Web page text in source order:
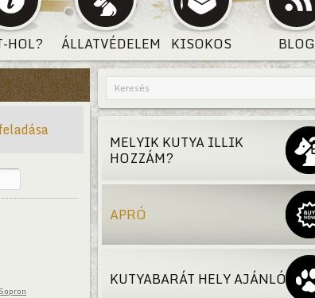
HOL? ÁLLATVÉDELEM KISOKOS BLOG
MELYIK KUTYA ILLIK
HOZZÁM?
APRÓ
KUTYABARÁT HELY AJÁNLÓ